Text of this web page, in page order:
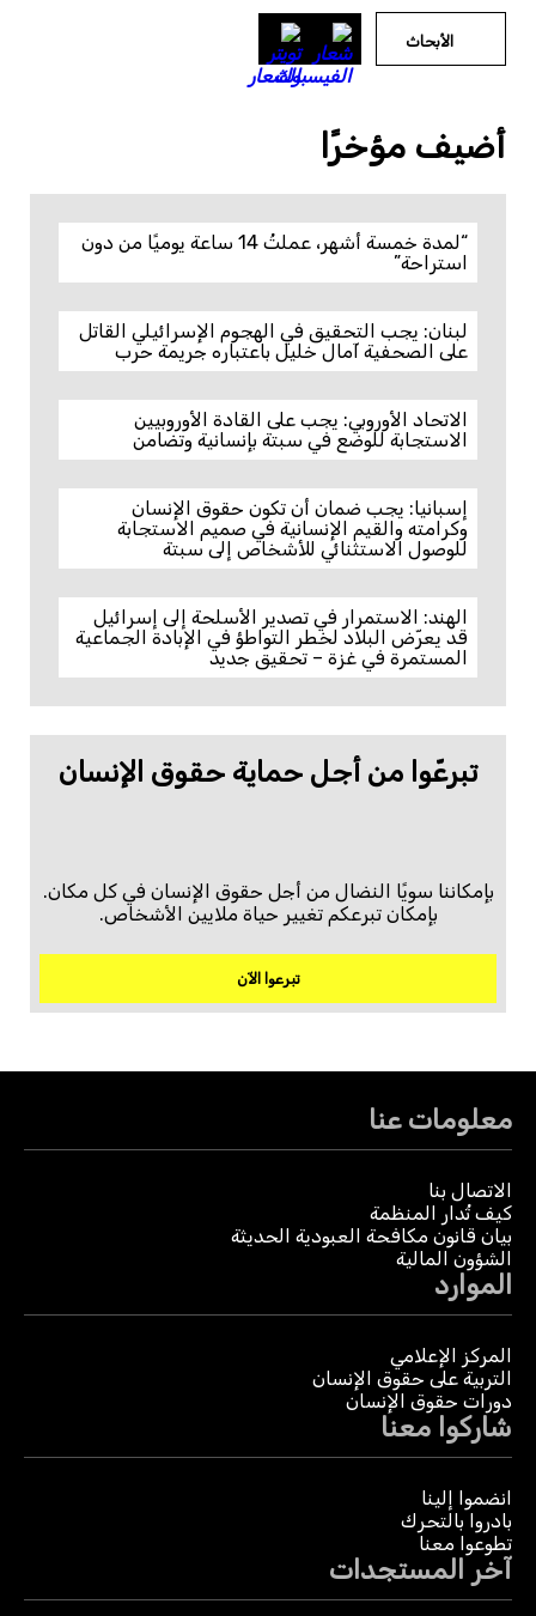
الأبحاث
أضيف مؤخرًا
“لمدة خمسة أشهر، عملتُ 14 ساعة يوميًا من دون
استراحة”
لبنان: يجب التحقيق في الهجوم الإسرائيلي القاتل
على الصحفية آمال خليل باعتباره جريمة حرب
الاتحاد الأوروبي: يجب على القادة الأوروبيين
الاستجابة للوضع في سبتة بإنسانية وتضامن
إسبانيا: يجب ضمان أن تكون حقوق الإنسان
وكرامته والقيم الإنسانية في صميم الاستجابة
للوصول الاستثنائي للأشخاص إلى سبتة
الهند: الاستمرار في تصدير الأسلحة إلى إسرائيل
قد يعرّض البلاد لخطر التواطؤ في الإبادة الجماعية
المستمرة في غزة – تحقيق جديد
تبرعّوا من أجل حماية حقوق الإنسان
بإمكاننا سويًا النضال من أجل حقوق الإنسان في كل مكان.
بإمكان تبرعكم تغيير حياة ملايين الأشخاص.
تبرعوا الآن
معلومات عنا
الاتصال بنا
كيف تُدار المنظمة
بيان قانون مكافحة العبودية الحديثة
الشؤون المالية
الموارد
المركز الإعلامي
التربية على حقوق الإنسان
دورات حقوق الإنسان
شاركوا معنا
انضموا إلينا
بادروا بالتحرك
تطوعوا معنا
آخر المستجدات